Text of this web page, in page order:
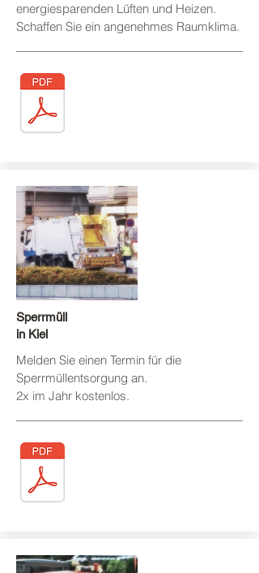
energiesparenden Lüften und Heizen.
Schaffen Sie ein angenehmes Raumklima.
Sperrmüll
in Kiel
Melden Sie einen Termin für die
Sperrmüllentsorgung an.
2x im Jahr kostenlos.